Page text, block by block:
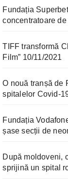
Fundația
concentratoare
TIFF transformă
Film” 10/11/2021
O nouă tranșă de
spitalelor Covid-
Fundația
șase secții de
După moldoveni,
sprijină un spital